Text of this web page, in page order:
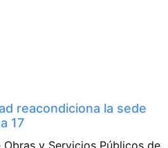
reacondiciona la sede
17
Obras y Servicios Públicos de